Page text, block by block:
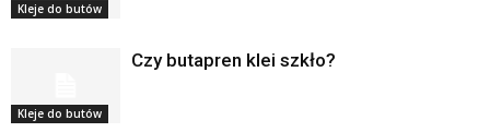
Kleje do butów
Kleje do butów
Czy butapren klei szkło?